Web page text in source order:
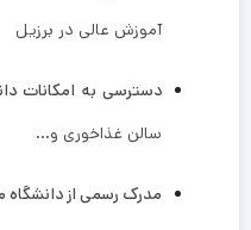
آموزش عالی در برزیل
دسترسی به امکانات
سالن غذاخوری و…
مدرک رسمی از دانشگاه